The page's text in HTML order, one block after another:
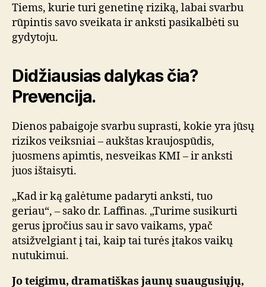
Tiems, kurie turi genetinę riziką, labai svarbu
rūpintis savo sveikata ir anksti pasikalbėti su
gydytoju.
Didžiausias dalykas čia?
Prevencija.
Dienos pabaigoje svarbu suprasti, kokie yra jūsų
rizikos veiksniai – aukštas kraujospūdis,
juosmens apimtis, nesveikas KMI – ir anksti
juos ištaisyti.
„Kad ir ką galėtume padaryti anksti, tuo
geriau“, – sako dr. Laffinas. „Turime susikurti
gerus įpročius sau ir savo vaikams, ypač
atsižvelgiant į tai, kaip tai turės įtakos vaikų
nutukimui.
Jo teigimu, dramatiškas jaunų suaugusiųjų,